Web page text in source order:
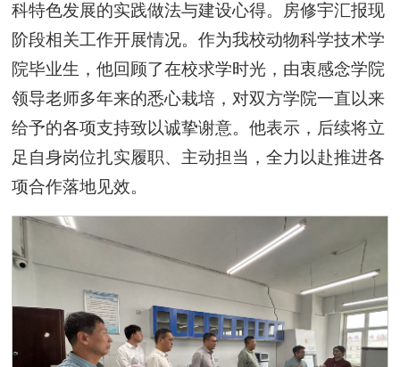
科特色发展的实践做法与建设心得。房修宇汇报现
阶段相关工作开展情况。作为我校动物科学技术学
院毕业生，他回顾了在校求学时光，由衷感念学院
领导老师多年来的悉心栽培，对双方学院一直以来
给予的各项支持致以诚挚谢意。他表示，后续将立
足自身岗位扎实履职、主动担当，全力以赴推进各
项合作落地见效。